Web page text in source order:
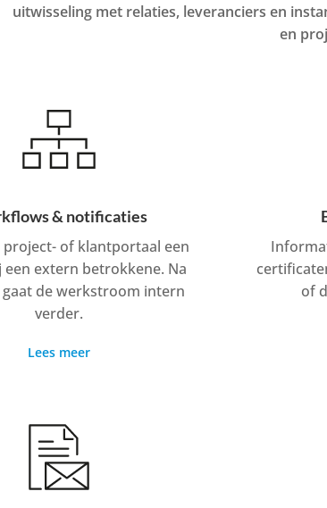
uitwisseling met relaties, leveranciers en
en
& notificaties
project- of klantportaal een
extern betrokkene. Na
de werkstroom intern
verder.
Lees meer
of